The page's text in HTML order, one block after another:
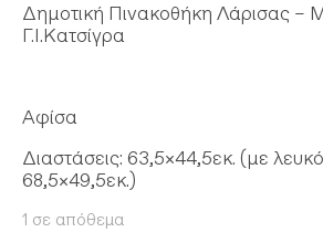
Δημοτική Πινακοθήκη Λάρισας –
Γ.Ι.Κατσίγρα
Αφίσα
Διαστάσεις: 63,5×44,5εκ. (με
68,5×49,5εκ.)
1 σε απόθεμα